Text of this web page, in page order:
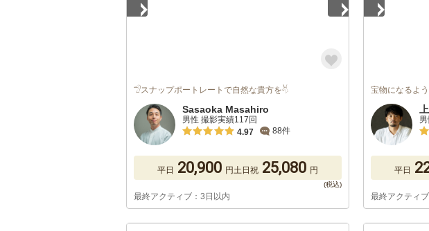
𓅿スナップポートレートで自然な貴方を𓄃
Sasaoka Masahiro
男性 撮影実績117回
4.97
88件
平日 20,900 円土日祝 25,080 円
最終アクティブ：3日以内
宝物になるよ
平日
最終アクティ